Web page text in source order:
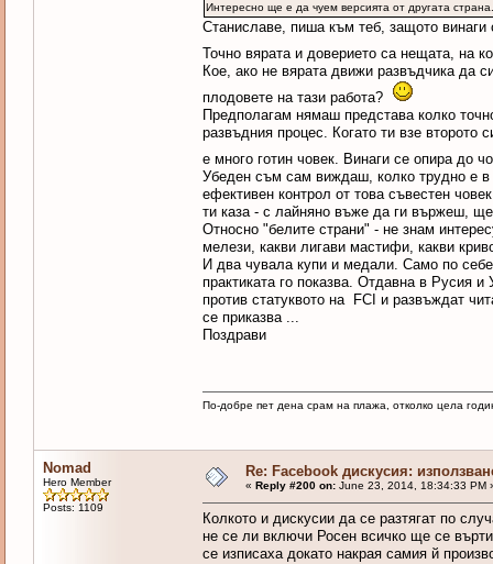
Интересно ще е да чуем версията от другата страна.
Станиславе, пиша към теб, защото
Точно вярата и доверието са нещата, на
Кое, ако не вярата движи развъдчика да
плодовете на тази работа?
Предполагам нямаш представа колко
развъдния процес. Когато ти взе
е много готин човек. Винаги се опира до
Убеден съм сам виждаш, колко трудно е
ефективен контрол от това съвестен
ти каза - с лайняно въже да ги вържеш,
Относно "белите страни" - не знам
мелези, какви лигави мастифи, какви
И два чувала купи и медали. Само по
практиката го показва. Отдавна в Русия
против статуквото на FCI и развъждат
се приказва ...
Поздрави
По-добре пет дена срам на плажа, отколко цела
Nomad
Hero Member
Posts: 1109
Re: Facebook дискусия:
« Reply #200 on:June 23, 2014, 18:34:33 PM
Колкото и дискусии да се разтягат по
не се ли включи Росен всичко ще се
се изписаха докато накрая самия й